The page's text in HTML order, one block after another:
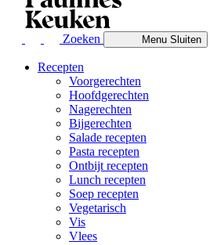
Zoeken MenuSluiten
Recepten
Voorgerechten
Hoofdgerechten
Nagerechten
Bijgerechten
Salade recepten
Pasta recepten
Ontbijt recepten
Lunch recepten
Soep recepten
Vegetarisch
Vis
Vlees